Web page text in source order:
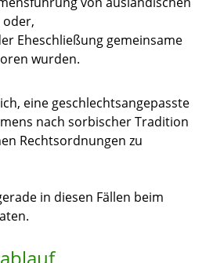
oder,
Eheschließung gemeinsame
wurden.
eine geschlechtsangepasste
nach sorbischer Tradition
Rechtsordnungen zu
in diesen Fällen beim